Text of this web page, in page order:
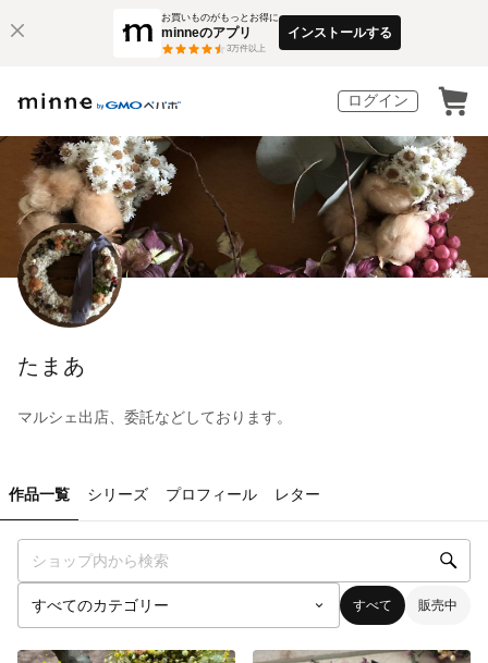
お買いものがもっとお得に
minneのアプリ
3万件以上
インストールする
ログイン
たまあ
マルシェ出店、委託などしております。
作品一覧 シリーズ プロフィール レター
すべて 販売中